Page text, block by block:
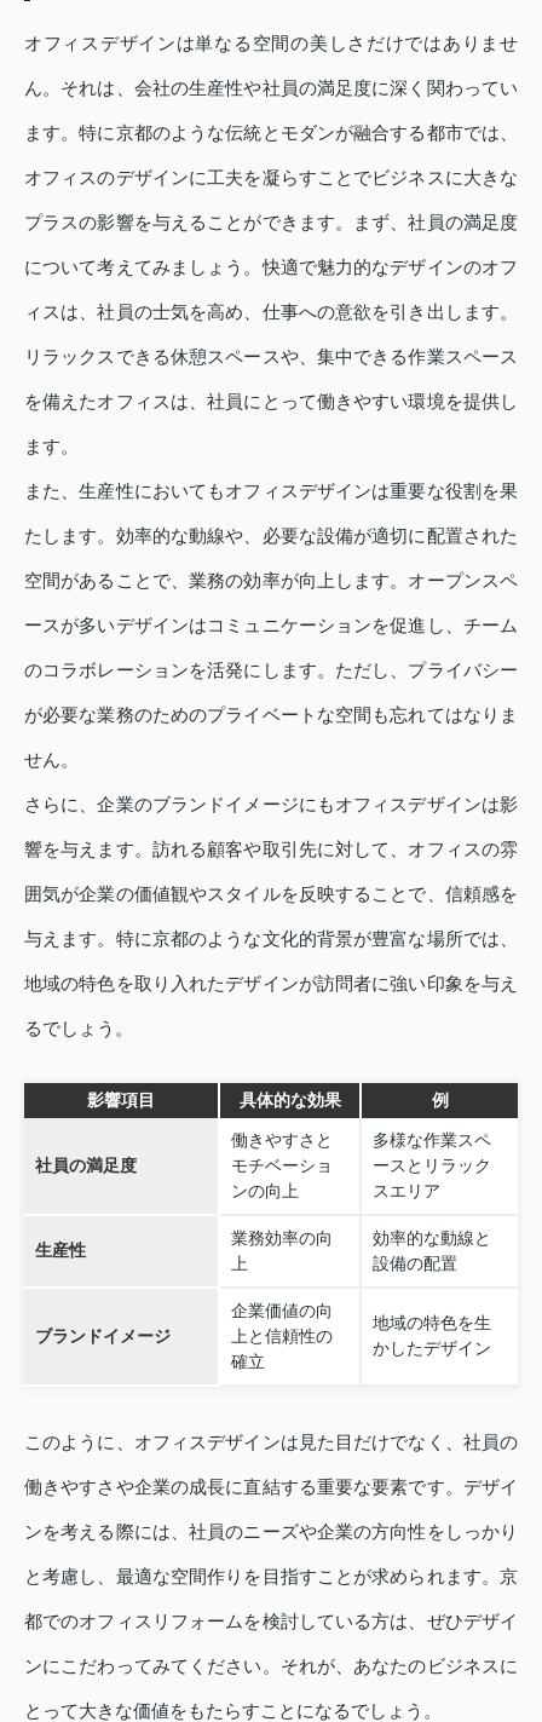
オフィスデザインは単なる空間の美しさだけではありませ
ん。それは、会社の生産性や社員の満足度に深く関わってい
ます。特に京都のような伝統とモダンが融合する都市では、
オフィスのデザインに工夫を凝らすことでビジネスに大きな
プラスの影響を与えることができます。まず、社員の満足度
について考えてみましょう。快適で魅力的なデザインのオフ
ィスは、社員の士気を高め、仕事への意欲を引き出します。
リラックスできる休憩スペースや、集中できる作業スペース
を備えたオフィスは、社員にとって働きやすい環境を提供し
ます。
また、生産性においてもオフィスデザインは重要な役割を果
たします。効率的な動線や、必要な設備が適切に配置された
空間があることで、業務の効率が向上します。オープンスペ
ースが多いデザインはコミュニケーションを促進し、チーム
のコラボレーションを活発にします。ただし、プライバシー
が必要な業務のためのプライベートな空間も忘れてはなりま
せん。
さらに、企業のブランドイメージにもオフィスデザインは影
響を与えます。訪れる顧客や取引先に対して、オフィスの雰
囲気が企業の価値観やスタイルを反映することで、信頼感を
与えます。特に京都のような文化的背景が豊富な場所では、
地域の特色を取り入れたデザインが訪問者に強い印象を与え
るでしょう。
影響項目 具体的な効果 例
社員の満足度
働きやすさと
モチベーショ
ンの向上
多様な作業スペ
ースとリラック
スエリア
生産性
業務効率の向
上
効率的な動線と
設備の配置
ブランドイメージ
企業価値の向
上と信頼性の
確立
地域の特色を生
かしたデザイン
このように、オフィスデザインは見た目だけでなく、社員の
働きやすさや企業の成長に直結する重要な要素です。デザイ
ンを考える際には、社員のニーズや企業の方向性をしっかり
と考慮し、最適な空間作りを目指すことが求められます。京
都でのオフィスリフォームを検討している方は、ぜひデザイ
ンにこだわってみてください。それが、あなたのビジネスに
とって大きな価値をもたらすことになるでしょう。